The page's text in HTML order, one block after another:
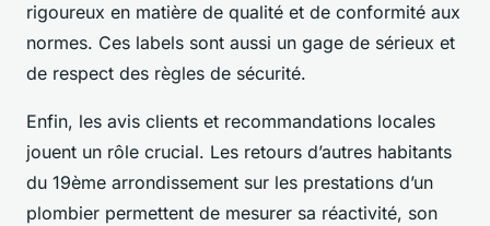
rigoureux en matière de qualité et de conformité aux
normes. Ces labels sont aussi un gage de sérieux et
de respect des règles de sécurité.
Enfin, les avis clients et recommandations locales
jouent un rôle crucial. Les retours d’autres habitants
du 19ème arrondissement sur les prestations d’un
plombier permettent de mesurer sa réactivité, son